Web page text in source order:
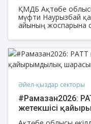
ҚМДБ Ақтөбе
мүфти Наурызбай
айының жоспарына
демеушілігімен
атты рухани кеш
«Әйел-қыздар»
Кенжегүл
Әйел-қыздар секторы
#Рамазан2026:
жетекшісі